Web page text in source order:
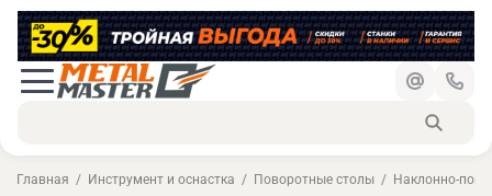
Главная Инструмент и оснастка Поворотные столы Наклонно-